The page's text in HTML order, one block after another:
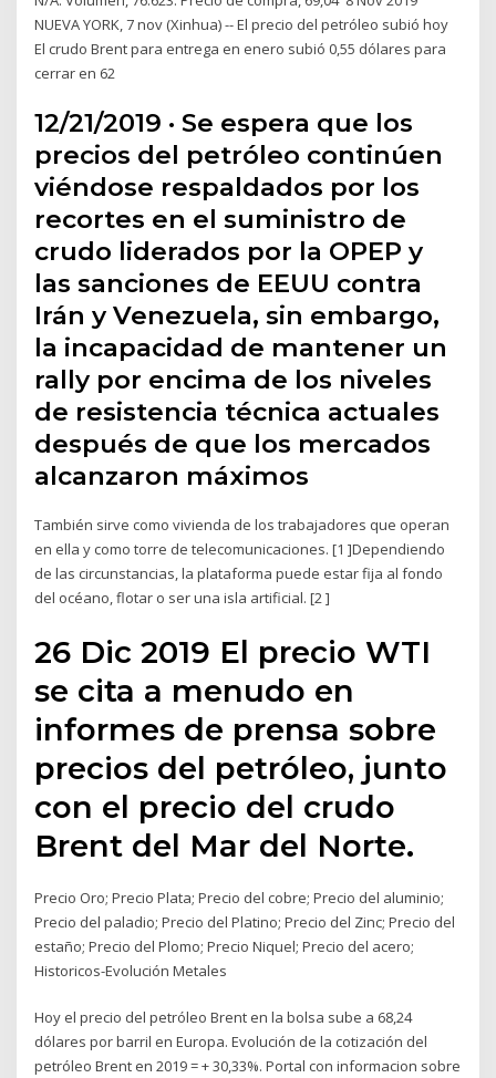
NUEVA YORK, 7 nov (Xinhua) -- El precio del petróleo subió hoy
El crudo Brent para entrega en enero subió 0,55 dólares para
cerrar en 62
12/21/2019 · Se espera que los
precios del petróleo continúen
viéndose respaldados por los
recortes en el suministro de
crudo liderados por la OPEP y
las sanciones de EEUU contra
Irán y Venezuela, sin embargo,
la incapacidad de mantener un
rally por encima de los niveles
de resistencia técnica actuales
después de que los mercados
alcanzaron máximos
También sirve como vivienda de los trabajadores que operan
en ella y como torre de telecomunicaciones. [1 ]Dependiendo
de las circunstancias, la plataforma puede estar fija al fondo
del océano, flotar o ser una isla artificial. [2 ]
26 Dic 2019 El precio WTI
se cita a menudo en
informes de prensa sobre
precios del petróleo, junto
con el precio del crudo
Brent del Mar del Norte.
Precio Oro; Precio Plata; Precio del cobre; Precio del aluminio;
Precio del paladio; Precio del Platino; Precio del Zinc; Precio del
estaño; Precio del Plomo; Precio Niquel; Precio del acero;
Historicos-Evolución Metales
Hoy el precio del petróleo Brent en la bolsa sube a 68,24
dólares por barril en Europa. Evolución de la cotización del
petróleo Brent en 2019 = + 30,33%. Portal con informacion sobre